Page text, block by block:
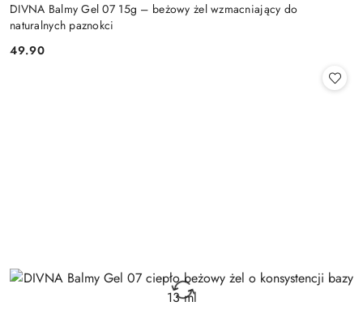
DIVNA Balmy Gel 07 15g – beżowy żel wzmacniający do
naturalnych paznokci
Cena:
49.90